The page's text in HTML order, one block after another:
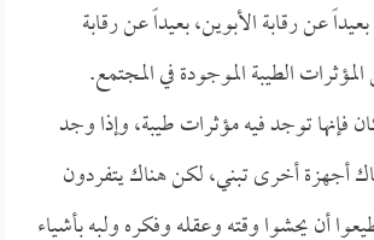
عن رقابة الأبوين، بعيداً عن رقابة
الطيبة الموجودة في المجتمع.
فإنها توجد فيه مؤثرات طيبة، وإذا وجد
أجهزة أخرى تبني، لكن هناك يتفردون
أن يحشوا وقته وعقله وفكره ولبه بأشياء